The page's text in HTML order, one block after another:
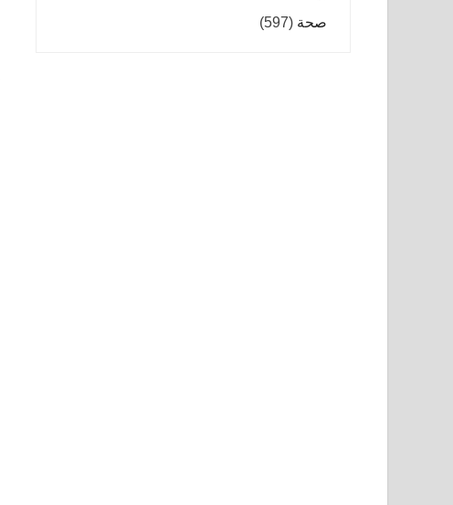
صحة (597)